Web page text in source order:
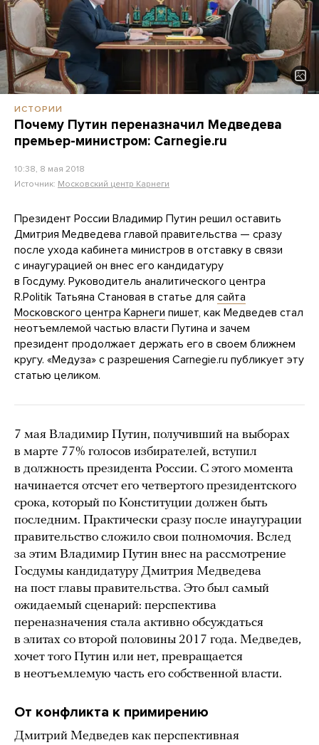
ИСТОРИИ
Почему Путин переназначил Медведева
премьер-министром: Carnegie.ru
10:38, 8 мая 2018
Источник: Московский центр Карнеги
Президент России Владимир Путин решил оставить
Дмитрия Медведева главой правительства — сразу
после ухода кабинета министров в отставку в связи
с инаугурацией он внес его кандидатуру
в Госдуму. Руководитель аналитического центра
R.Politik Татьяна Становая в статье для сайта
Московского центра Карнеги пишет, как Медведев стал
неотъемлемой частью власти Путина и зачем
президент продолжает держать его в своем ближнем
кругу. «Медуза» с разрешения Carnegie.ru публикует эту
статью целиком.
7 мая Владимир Путин, получивший на выборах
в марте 77% голосов избирателей, вступил
в должность президента России. С этого момента
начинается отсчет его четвертого президентского
срока, который по Конституции должен быть
последним. Практически сразу после инаугурации
правительство сложило свои полномочия. Вслед
за этим Владимир Путин внес на рассмотрение
Госдумы кандидатуру Дмитрия Медведева
на пост главы правительства. Это был самый
ожидаемый сценарий: перспектива
переназначения стала активно обсуждаться
в элитах со второй половины 2017 года. Медведев,
хочет того Путин или нет, превращается
в неотъемлемую часть его собственной власти.
От конфликта к примирению
Дмитрий Медведев как перспективная